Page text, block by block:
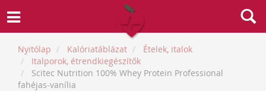
Nyitólap Kalóriatáblázat
Ételek, italok
Italporok, étrendkiegészítők
Scitec Nutrition 100% Whey Protein Professional
fahéjas-vanília